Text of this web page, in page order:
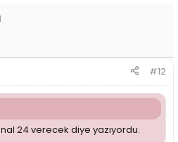
#12
24 verecek diye yazıyordu.